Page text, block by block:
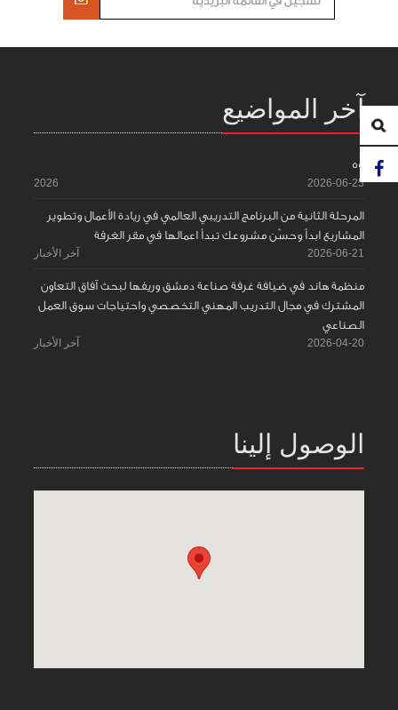
آخر المواضيع
55
2026-06-25
2026
المرحلة الثانية من البرنامج التدريبي العالمي في ريادة الأعمال وتطوير
المشاريع ابدأ وحسّن مشروعك تبدأ اعمالها في مقر الغرفة
2026-06-21 آخر الأخبار
منظمة هاند في ضيافة غرفة صناعة دمشق وريفها لبحث آفاق التعاون
المشترك في مجال التدريب المهني التخصصي واحتياجات سوق العمل
الصناعي
2026-04-20 آخر الأخبار
الوصول إلينا